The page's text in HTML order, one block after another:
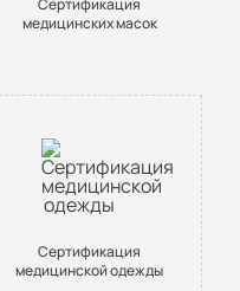
Сертификация
медицинских масок
Сертификация
медицинской одежды